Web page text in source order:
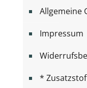
Allgemeine
Impressum
*